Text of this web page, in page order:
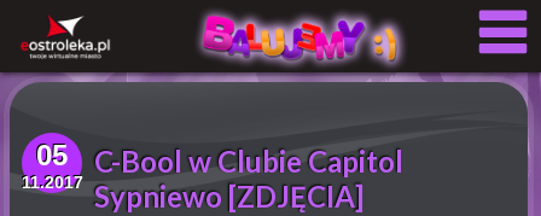
05
11.2017
C-Bool w Clubie Capitol
Sypniewo [ZDJĘCIA]